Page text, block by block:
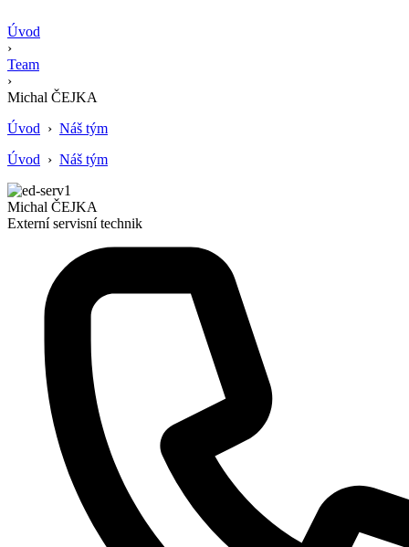
Úvod
›
Team
›
Michal ČEJKA
Úvod › Náš tým
Úvod › Náš tým
Michal ČEJKA
Externí servisní technik